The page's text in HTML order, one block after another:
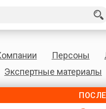
Персоны
Экспертные материалы